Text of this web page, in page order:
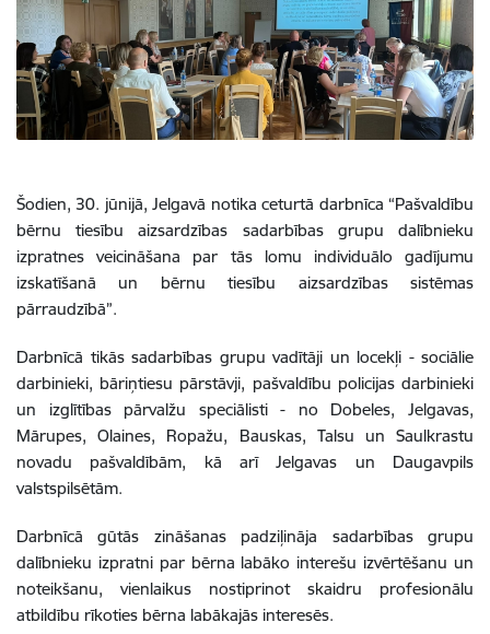
Šodien, 30. jūnijā, Jelgavā notika ceturtā darbnīca “Pašvaldību
bērnu tiesību aizsardzības sadarbības grupu dalībnieku
izpratnes veicināšana par tās lomu individuālo gadījumu
izskatīšanā un bērnu tiesību aizsardzības sistēmas
pārraudzībā”.
Darbnīcā tikās sadarbības grupu vadītāji un locekļi - sociālie
darbinieki, bāriņtiesu pārstāvji, pašvaldību policijas darbinieki
un izglītības pārvalžu speciālisti - no Dobeles, Jelgavas,
Mārupes, Olaines, Ropažu, Bauskas, Talsu un Saulkrastu
novadu pašvaldībām, kā arī Jelgavas un Daugavpils
valstspilsētām.
Darbnīcā gūtās zināšanas padziļināja sadarbības grupu
dalībnieku izpratni par bērna labāko interešu izvērtēšanu un
noteikšanu, vienlaikus nostiprinot skaidru profesionālu
atbildību rīkoties bērna labākajās interesēs.